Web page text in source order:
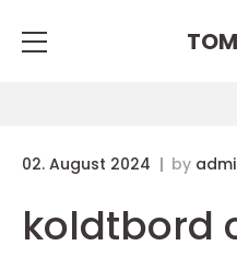
02. August 2024 by
koldtbord